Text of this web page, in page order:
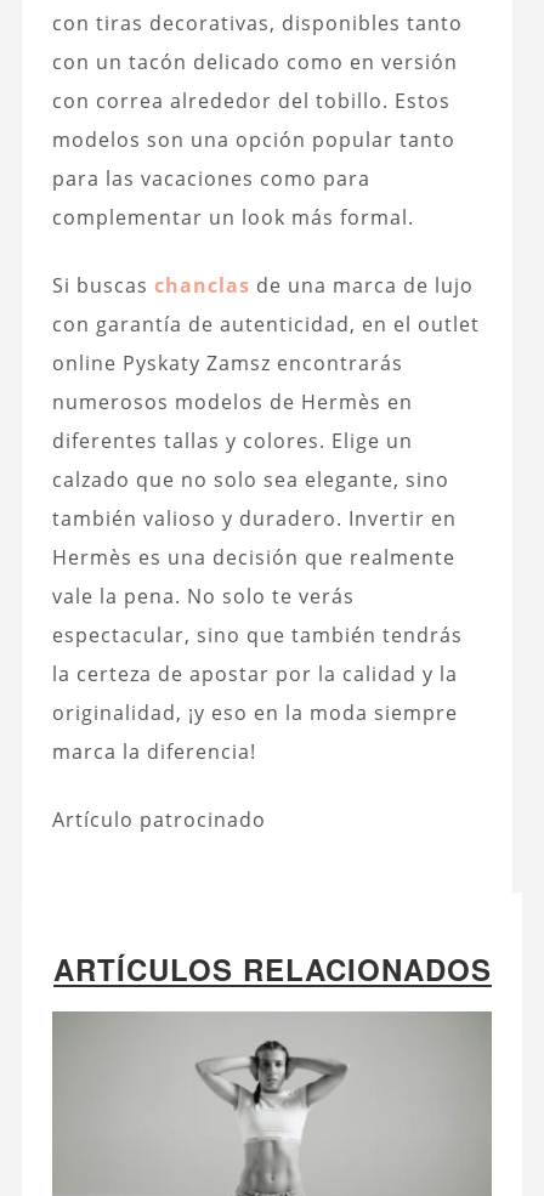
con tiras decorativas, disponibles tanto
con un tacón delicado como en versión
con correa alrededor del tobillo. Estos
modelos son una opción popular tanto
para las vacaciones como para
complementar un look más formal.
Si buscas chanclas de una marca de lujo
con garantía de autenticidad, en el outlet
online Pyskaty Zamsz encontrarás
numerosos modelos de Hermès en
diferentes tallas y colores. Elige un
calzado que no solo sea elegante, sino
también valioso y duradero. Invertir en
Hermès es una decisión que realmente
vale la pena. No solo te verás
espectacular, sino que también tendrás
la certeza de apostar por la calidad y la
originalidad, ¡y eso en la moda siempre
marca la diferencia!
Artículo patrocinado
ARTÍCULOS RELACIONADOS